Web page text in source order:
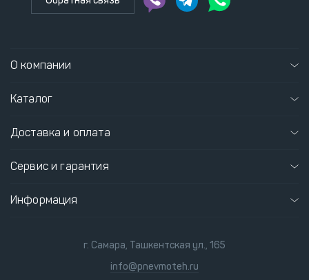
О компании
Каталог
Доставка и оплата
Сервис и гарантия
Информация
г. Самара, Ташкентская ул., 165
info@pnevmoteh.ru